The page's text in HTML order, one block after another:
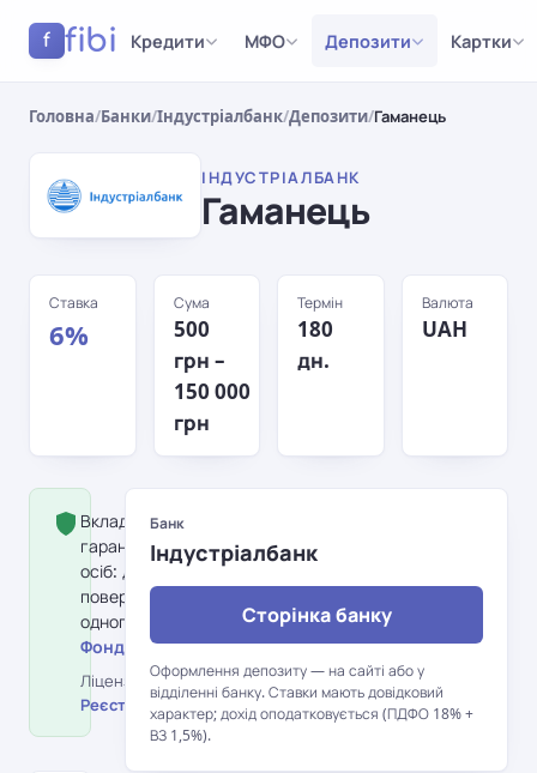
f fibi Кредити МФО Депозити Картки
Головна/Банки/Індустріалбанк/Депозити/Гаманець
ІНДУСТРІАЛБАНК
Гаманець
Ставка
6%
Сума
500
грн –
150 000
грн
Термін
180
дн.
Валюта
UAH
Вклад застрахований Фондом
гарантування вкладів фізичних
осіб: держава гарантує
повернення до 600 000 грн на
одного вкладника в банку.
Фонд гарантування вкладів →
Ліцензія НБУ №126 від 12.10.2011 ·
Реєстр НБУ →
Банк
Індустріалбанк
Сторінка банку
Оформлення депозиту — на сайті або у
відділенні банку. Ставки мають довідковий
характер; дохід оподатковується (ПДФО 18% +
ВЗ 1,5%).